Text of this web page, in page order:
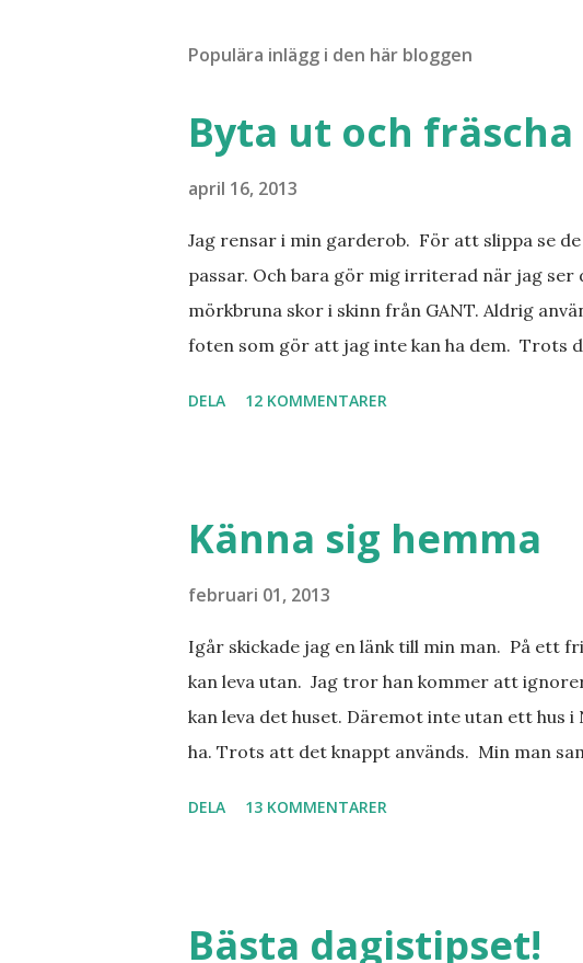
Populära inlägg i den här bloggen
Byta ut och
april 16, 2013
Jag rensar i min garderob. För att slippa se
passar. Och bara gör mig irriterad när jag ser
mörkbruna skor i skinn från GANT. Aldrig
foten som gör att jag inte kan ha dem. Trots
tjejkompisar. Ska bli underbart. Men det
DELA 12 KOMMENTARER
Känna sig hemma
februari 01, 2013
Igår skickade jag en länk till min man. På ett
kan leva utan. Jag tror han kommer att
kan leva det huset. Däremot inte utan ett hus
ha. Trots att det knappt används. Min man
DELA 13 KOMMENTARER
Bästa dagistipset!